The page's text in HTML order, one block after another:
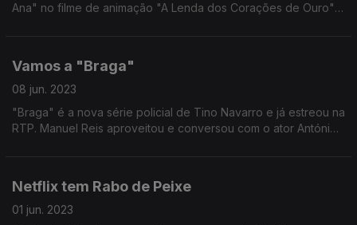
Ana" no filme de animação "A Lenda dos Corações de Ouro"
Vamos a "Braga"
08 jun. 2023
"Braga" é a nova série policial de Tino Navarro e já estreou na
RTP. Manuel Reis aproveitou e conversou com o ator António
Netflix tem Rabo de Peixe
01 jun. 2023